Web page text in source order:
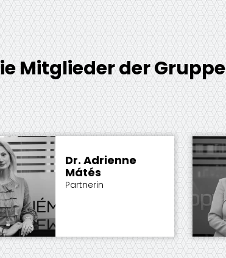
Mitglieder der Gruppe
Dr. Adrienne
Mátés
Partnerin